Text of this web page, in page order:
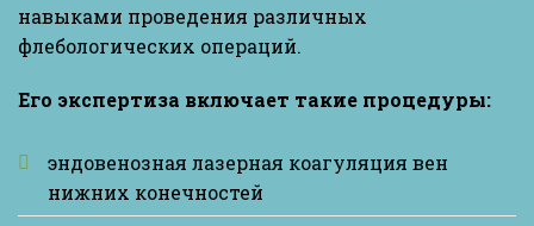
навыками проведения различных
флебологических операций.
Его экспертиза включает такие процедуры:
эндовенозная лазерная коагуляция вен
нижних конечностей